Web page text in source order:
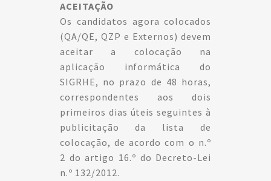
ACEITAÇÃO
Os candidatos agora colocados
(QA/QE, QZP e Externos) devem
aceitar a colocação na
aplicação informática do
SIGRHE, no prazo de 48 horas,
correspondentes aos dois
primeiros dias úteis seguintes à
publicitação da lista de
colocação, de acordo com o n.º
2 do artigo 16.º do Decreto-Lei
n.º 132/2012.